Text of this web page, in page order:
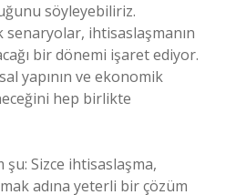
söyleyebiliriz.
ihtisaslaşmanın
bir dönemi işaret ediyor.
yapının ve ekonomik
hep birlikte
Sizce ihtisaslaşma,
adına yeterli bir çözüm